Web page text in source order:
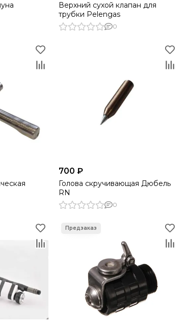
Верхний сухой клапан для
трубки Pelengas
0
700 ₽
Голова скручивающая Дюбель
RN
0